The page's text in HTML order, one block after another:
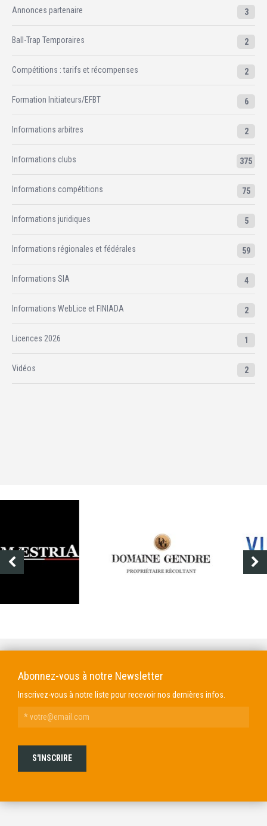
Annonces partenaire 3
Ball-Trap Temporaires 2
Compétitions : tarifs et récompenses 2
Formation Initiateurs/EFBT 6
Informations arbitres 2
Informations clubs 375
Informations compétitions 75
Informations juridiques 5
Informations régionales et fédérales 59
Informations SIA 4
Informations WebLice et FINIADA 2
Licences 2026 1
Vidéos 2
Abonnez-vous à notre Newsletter
Inscrivez-vous à notre liste pour recevoir nos dernières infos.